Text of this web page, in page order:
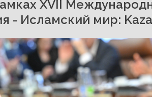
XVII
- Исламский мир: